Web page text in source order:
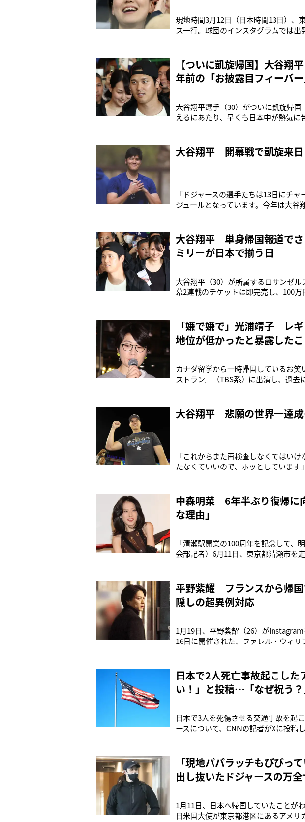
現地時間3月12日（日本時間13日）、
ス一行。球団のインスタグラムでは
か？」と問われると、「just sleep（
同乗に期待が寄せられ
【ついに凱旋帰国】大谷
年前の「お披露目フィーバ
大谷翔平選手（30）がついに凱旋帰
えるにあたり、早くも日本中が熱気
神とのエキシビションマッチが行わ
組まれている公開練習のチ
大谷翔平 開幕戦で凱旋来日
「ドジャースの選手たちは13日にチ
ジュールとなっています。今年は大
ツ紙記者）大谷翔平選手（30）が凱
るにあたって、今週末は日本
大谷翔平 単身帰国報道でさ
ミリーが日本で揃う日
大谷翔平（30）が所属するロサンゼ
幕2連戦のチケットは即完売し、100
ないそうです」（スポーツ紙記者）
姿は韓国にあった。当時はま
「嫌で嫌で」光浦靖子 レ
地位が低かったと暴露した
カナダ留学から一時帰国しているお
ストラン』（TBS系）に出演し、過去
「綺麗になった」「若返った」など
る留学生活で「メンタル
大谷翔平 悲願の世界一達成
「これからまた再検査しなくてはい
たなくていいので、ホッとしています
一”の喜びを爆発させるとともに、
谷選手はワールドシリーズ第
中森明菜 6年半ぶり復帰に
な理由」
「清瀬駅開業の100周年を記念して
会部記者）6月11日、東京都清瀬市を
筆メッセージを寄せた。「発車メロ
熱-』、帰宅時に癒し
平野紫耀 フランスから帰
隠しの超異例対応
1月19日、平野紫耀（26）が
16日に開催された、ファレル・ウィ
たフランスの空港での写真がSNS上
空港に多く
日本で2人死亡事故起こし
い！」と投稿…「なぜ祝う
日本で3人を死傷させる交通事故を起
ースについて、CNNの記者がXに投稿
アルコニス受刑者。昨年7月に、過
ったのはアルコニス受刑者が家
「現地パパラッチもびびっ
出し抜いたドジャースの万
1月11日、日本へ帰国していたことが
日米国大使が東京都港区にあるアメ